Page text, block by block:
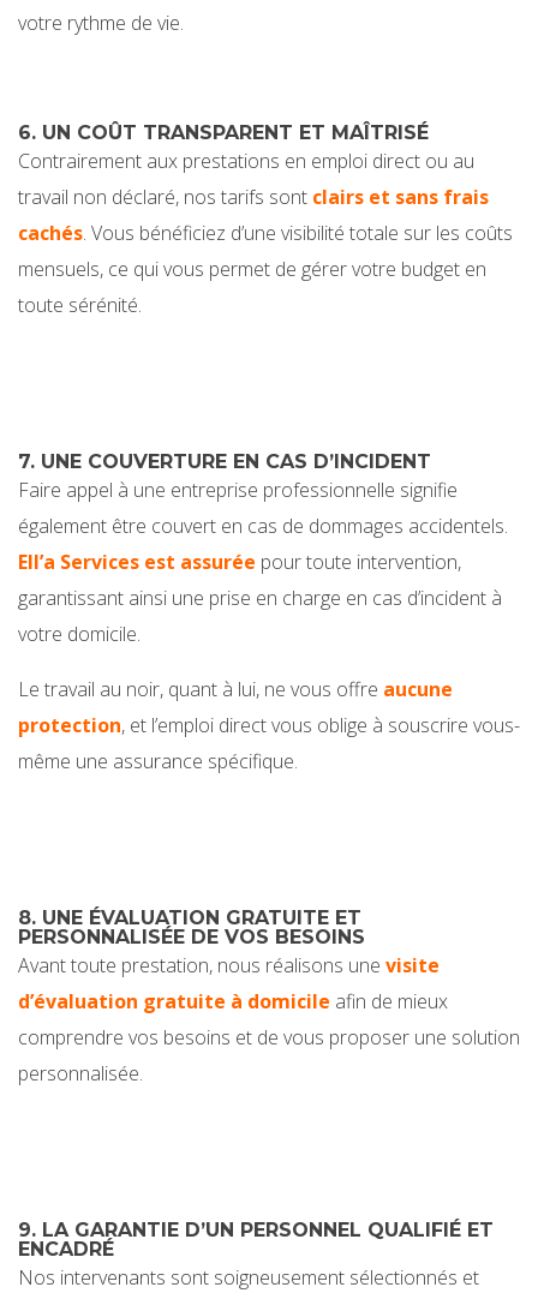
votre rythme de vie.
6. UN COÛT TRANSPARENT ET MAÎTRISÉ
Contrairement aux prestations en emploi direct ou au
travail non déclaré, nos tarifs sont clairs et sans frais
cachés. Vous bénéficiez d’une visibilité totale sur les coûts
mensuels, ce qui vous permet de gérer votre budget en
toute sérénité.
7. UNE COUVERTURE EN CAS D’INCIDENT
Faire appel à une entreprise professionnelle signifie
également être couvert en cas de dommages accidentels.
Ell’a Services est assurée pour toute intervention,
garantissant ainsi une prise en charge en cas d’incident à
votre domicile.
Le travail au noir, quant à lui, ne vous offre aucune
protection, et l’emploi direct vous oblige à souscrire vous-
même une assurance spécifique.
8. UNE ÉVALUATION GRATUITE ET
PERSONNALISÉE DE VOS BESOINS
Avant toute prestation, nous réalisons une visite
d’évaluation gratuite à domicile afin de mieux
comprendre vos besoins et de vous proposer une solution
personnalisée.
9. LA GARANTIE D’UN PERSONNEL QUALIFIÉ ET
ENCADRÉ
Nos intervenants sont soigneusement sélectionnés et